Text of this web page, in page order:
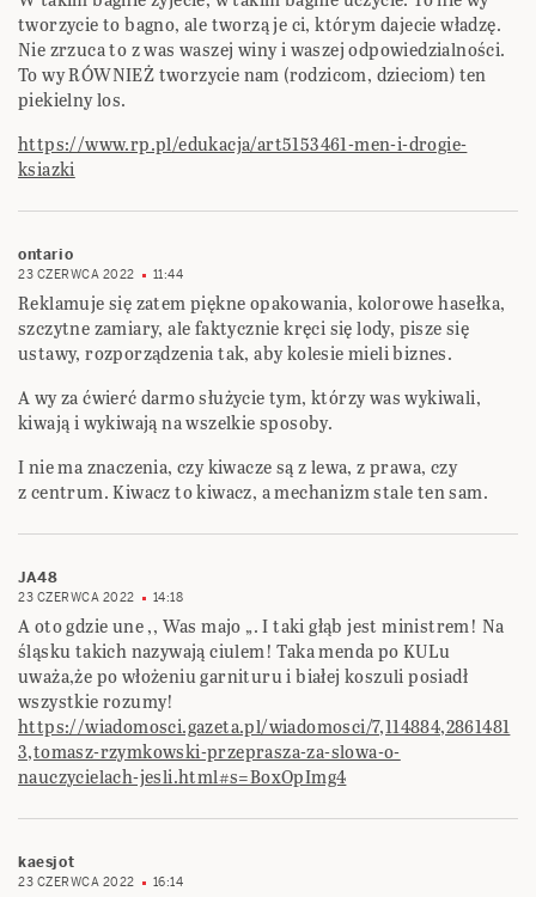
tworzycie to bagno, ale tworzą je ci, którym dajecie władzę.
Nie zrzuca to z was waszej winy i waszej odpowiedzialności.
To wy RÓWNIEŻ tworzycie nam (rodzicom, dzieciom) ten
piekielny los.
https://www.rp.pl/edukacja/art5153461-men-i-drogie-
ksiazki
ontario
23 CZERWCA 2022 11:44
Reklamuje się zatem piękne opakowania, kolorowe hasełka,
szczytne zamiary, ale faktycznie kręci się lody, pisze się
ustawy, rozporządzenia tak, aby kolesie mieli biznes.
A wy za ćwierć darmo służycie tym, którzy was wykiwali,
kiwają i wykiwają na wszelkie sposoby.
I nie ma znaczenia, czy kiwacze są z lewa, z prawa, czy
z centrum. Kiwacz to kiwacz, a mechanizm stale ten sam.
JA48
23 CZERWCA 2022 14:18
A oto gdzie une ,, Was majo „. I taki głąb jest ministrem! Na
śląsku takich nazywają ciulem! Taka menda po KULu
uważa,że po włożeniu garnituru i białej koszuli posiadł
wszystkie rozumy!
https://wiadomosci.gazeta.pl/wiadomosci/7,114884,2861481
3,tomasz-rzymkowski-przeprasza-za-slowa-o-
nauczycielach-jesli.html#s=BoxOpImg4
kaesjot
23 CZERWCA 2022 16:14